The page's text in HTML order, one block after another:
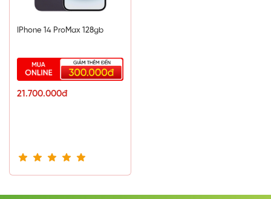
IPhone 14 ProMax 128gb
21.700.000đ